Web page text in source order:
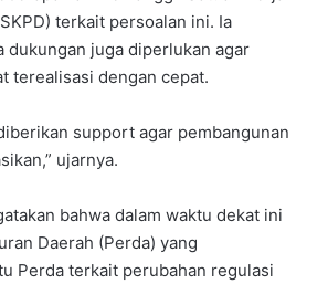
terkait persoalan ini. Ia
dukungan juga diperlukan agar
terealisasi dengan cepat.
support agar pembangunan
ujarnya.
bahwa dalam waktu dekat ini
Daerah (Perda) yang
Perda terkait perubahan regulasi